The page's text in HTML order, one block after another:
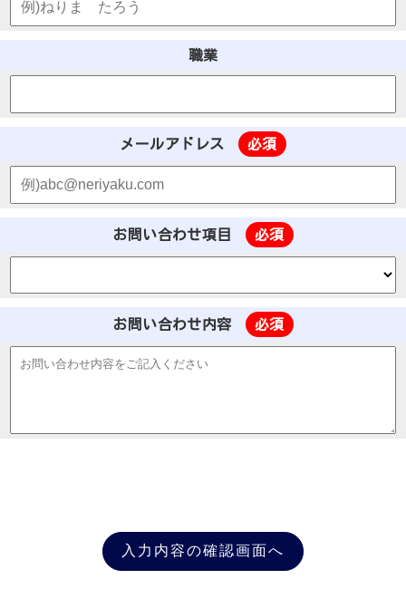
職業
メールアドレス 必須
お問い合わせ項目 必須
お問い合わせ内容 必須
入力内容の確認画面へ